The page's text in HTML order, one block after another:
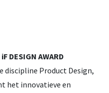
DESIGN AWARD
discipline Product Design,
het innovatieve en